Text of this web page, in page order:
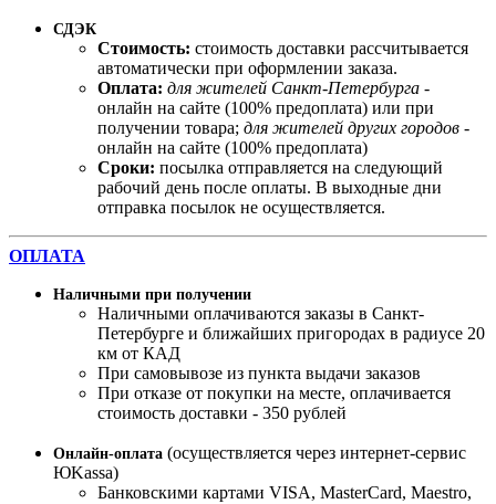
СДЭК
Стоимость: стоимость доставки рассчитывается
автоматически при оформлении заказа.
Оплата: для жителей Санкт-Петербурга -
онлайн на сайте (100% предоплата) или при
получении товара; для жителей других городов -
онлайн на сайте (100% предоплата)
Сроки: посылка отправляется на следующий
рабочий день после оплаты. В выходные дни
отправка посылок не осуществляется.
ОПЛАТА
Наличными при получении
Наличными оплачиваются заказы в Санкт-
Петербурге и ближайших пригородах в радиусе 20
км от КАД
При самовывозе из пункта выдачи заказов
При отказе от покупки на месте, оплачивается
стоимость доставки - 350 рублей
Онлайн-оплата (осуществляется через интернет-сервис
ЮKassa)
Банковскими картами VISA, MasterСard, Maestro,